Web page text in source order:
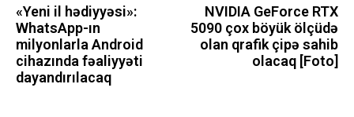
«Yeni il hədiyyəsi»:
WhatsApp-ın
milyonlarla Android
cihazında fəaliyyəti
dayandırılacaq
NVIDIA GeForce RTX
5090 çox böyük ölçüdə
olan qrafik çipə sahib
olacaq [Foto]